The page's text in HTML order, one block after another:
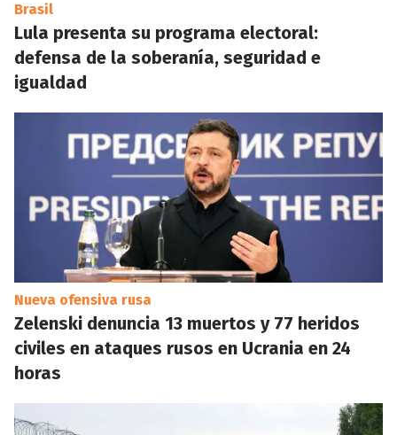
Brasil
Lula presenta su programa electoral:
defensa de la soberanía, seguridad e
igualdad
Nueva ofensiva rusa
Zelenski denuncia 13 muertos y 77 heridos
civiles en ataques rusos en Ucrania en 24
horas